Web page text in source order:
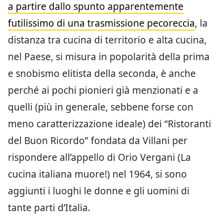
a partire dallo spunto apparentemente
futilissimo di una trasmissione pecoreccia, la
distanza tra cucina di territorio e alta cucina,
nel Paese, si misura in popolarità della prima
e snobismo elitista della seconda, è anche
perché ai pochi pionieri già menzionati e a
quelli (più in generale, sebbene forse con
meno caratterizzazione ideale) dei “Ristoranti
del Buon Ricordo” fondata da Villani per
rispondere all’appello di Orio Vergani (La
cucina italiana muore!) nel 1964, si sono
aggiunti i luoghi le donne e gli uomini di
tante parti d’Italia.